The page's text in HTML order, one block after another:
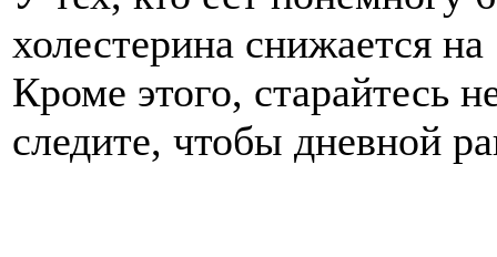
холестерина снижается
Кроме этого, старайтесь
следите, чтобы дневной